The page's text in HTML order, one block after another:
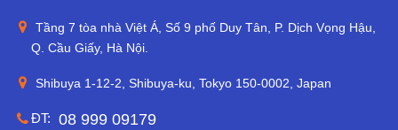
Tầng 7 tòa nhà Việt Á, Số 9 phố Duy Tân, P. Dịch Vọng Hậu,
Q. Cầu Giấy, Hà Nội.
Shibuya 1-12-2, Shibuya-ku, Tokyo 150-0002, Japan
ĐT: 08 999 09179